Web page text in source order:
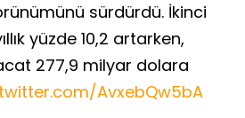
sürdürdü. İkinci
yüzde 10,2 artarken,
277,9 milyar dolara
AvxebQw5bA